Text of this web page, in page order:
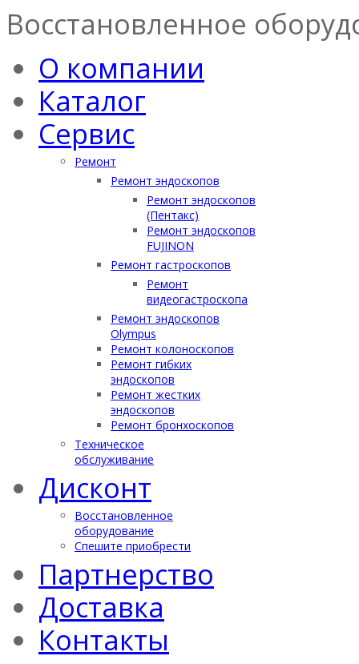
Восстановленное
О компании
Каталог
Сервис
Ремонт
Ремонт эндоскопов
Ремонт эндоскопов
(Пентакс)
Ремонт эндоскопов
FUJINON
Ремонт гастроскопов
Ремонт
видеогастроскопа
Ремонт эндоскопов
Olympus
Ремонт колоноскопов
Ремонт гибких
эндоскопов
Ремонт жестких
эндоскопов
Ремонт бронхоскопов
Техническое
обслуживание
Дисконт
Восстановленное
оборудование
Спешите приобрести
Партнерство
Доставка
Контакты